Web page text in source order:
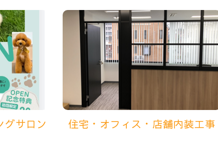
グサロン 住宅・オフィス・店舗内装工事